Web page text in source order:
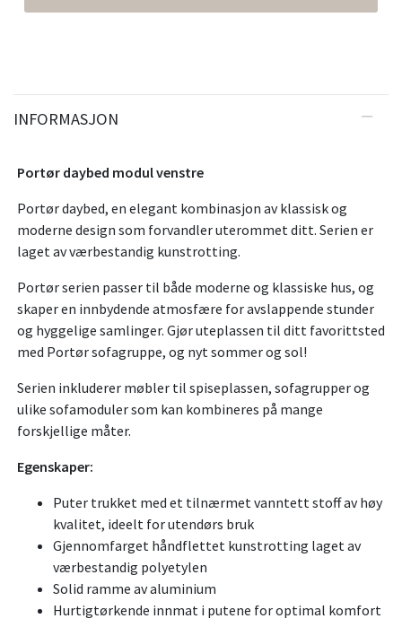
INFORMASJON
Portør daybed modul venstre
Portør daybed, en elegant kombinasjon av klassisk og
moderne design som forvandler uterommet ditt. Serien er
laget av værbestandig kunstrotting.
Portør serien passer til både moderne og klassiske hus, og
skaper en innbydende atmosfære for avslappende stunder
og hyggelige samlinger. Gjør uteplassen til ditt favorittsted
med Portør sofagruppe, og nyt sommer og sol!
Serien inkluderer møbler til spiseplassen, sofagrupper og
ulike sofamoduler som kan kombineres på mange
forskjellige måter.
Egenskaper:
Puter trukket med et tilnærmet vanntett stoff av høy
kvalitet, ideelt for utendørs bruk
Gjennomfarget håndflettet kunstrotting laget av
værbestandig polyetylen
Solid ramme av aluminium
Hurtigtørkende innmat i putene for optimal komfort